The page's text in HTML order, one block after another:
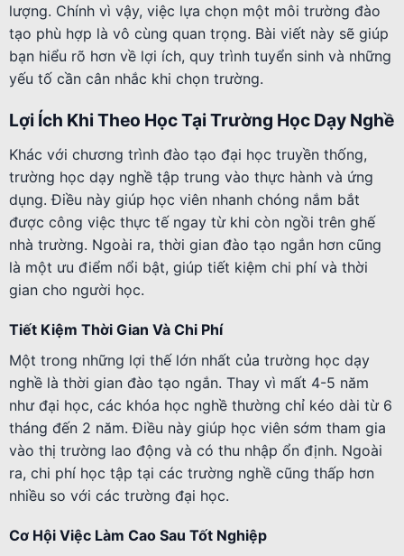
lượng. Chính vì vậy, việc lựa chọn một môi trường đào
tạo phù hợp là vô cùng quan trọng. Bài viết này sẽ giúp
bạn hiểu rõ hơn về lợi ích, quy trình tuyển sinh và những
yếu tố cần cân nhắc khi chọn trường.
Lợi Ích Khi Theo Học Tại Trường Học Dạy Nghề
Khác với chương trình đào tạo đại học truyền thống,
trường học dạy nghề tập trung vào thực hành và ứng
dụng. Điều này giúp học viên nhanh chóng nắm bắt
được công việc thực tế ngay từ khi còn ngồi trên ghế
nhà trường. Ngoài ra, thời gian đào tạo ngắn hơn cũng
là một ưu điểm nổi bật, giúp tiết kiệm chi phí và thời
gian cho người học.
Tiết Kiệm Thời Gian Và Chi Phí
Một trong những lợi thế lớn nhất của trường học dạy
nghề là thời gian đào tạo ngắn. Thay vì mất 4-5 năm
như đại học, các khóa học nghề thường chỉ kéo dài từ 6
tháng đến 2 năm. Điều này giúp học viên sớm tham gia
vào thị trường lao động và có thu nhập ổn định. Ngoài
ra, chi phí học tập tại các trường nghề cũng thấp hơn
nhiều so với các trường đại học.
Cơ Hội Việc Làm Cao Sau Tốt Nghiệp